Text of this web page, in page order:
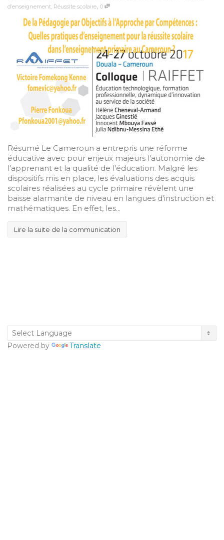
d’enseignement, Réussite scolaire, 0
Résumé Le Cameroun a entrepris une réforme
éducative avec pour enjeux majeurs l’autonomie de
l’apprenant et la qualité de l’éducation. Malgré les
dispositifs mis en place, les évaluations des acquis
scolaires réalisées au cycle primaire révèlent une
baisse alarmante de niveau en langues d’instruction et
mathématiques. En effet, les...
Lire la suite de la communication
Powered by Translate